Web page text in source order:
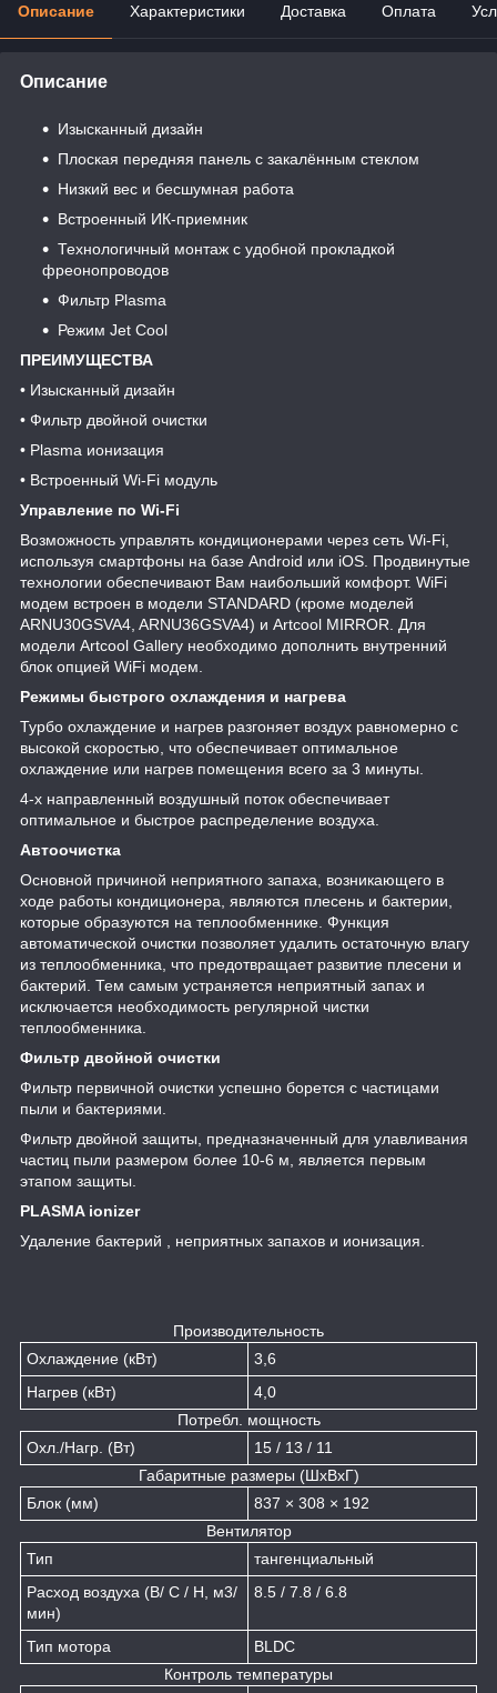
Описание Характеристики Доставка Оплата
Описание
Изысканный дизайн
Плоская передняя панель с закалённым стеклом
Низкий вес и бесшумная работа
Встроенный ИК-приемник
Технологичный монтаж с удобной прокладкой
фреонопроводов
Фильтр Plasma
Режим Jet Cool
ПРЕИМУЩЕСТВА
• Изысканный дизайн
• Фильтр двойной очистки
• Plasma ионизация
• Встроенный Wi-Fi модуль
Управление по Wi-Fi
Возможность управлять кондиционерами через сеть Wi-Fi,
используя смартфоны на базе Android или iOS. Продвинутые
технологии обеспечивают Вам наибольший комфорт. WiFi
модем встроен в модели STANDARD (кроме моделей
ARNU30GSVA4, ARNU36GSVA4) и Artcool MIRROR. Для
модели Artcool Gallery необходимо дополнить внутренний
блок опцией WiFi модем.
Режимы быстрого охлаждения и нагрева
Турбо охлаждение и нагрев разгоняет воздух равномерно с
высокой скоростью, что обеспечивает оптимальное
охлаждение или нагрев помещения всего за 3 минуты.
4-х направленный воздушный поток обеспечивает
оптимальное и быстрое распределение воздуха.
Автоочистка
Основной причиной неприятного запаха, возникающего в
ходе работы кондиционера, являются плесень и бактерии,
которые образуются на теплообменнике. Функция
автоматической очистки позволяет удалить остаточную влагу
из теплообменника, что предотвращает развитие плесени и
бактерий. Тем самым устраняется неприятный запах и
исключается необходимость регулярной чистки
теплообменника.
Фильтр двойной очистки
Фильтр первичной очистки успешно борется с частицами
пыли и бактериями.
Фильтр двойной защиты, предназначенный для улавливания
частиц пыли размером более 10-6 м, является первым
этапом защиты.
PLASMA ionizer
Удаление бактерий , неприятных запахов и ионизация.
Производительность
Охлаждение (кВт)
3,6
Нагрев (кВт)
4,0
Потребл. мощность
Охл./Нагр. (Вт)
15 / 13 / 11
Габаритные размеры (ШxВxГ)
Блок (мм)
837 × 308 × 192
Вентилятор
Тип
тангенциальный
Расход воздуха (В/ С / Н, м3/
мин)
8.5 / 7.8 / 6.8
Тип мотора
BLDC
Контроль температуры